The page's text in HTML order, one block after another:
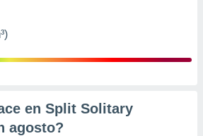
en Split Solitary
agosto?